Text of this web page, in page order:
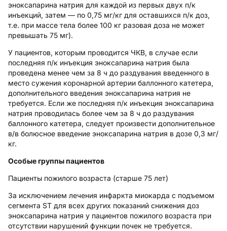
эноксапарина натрия для каждой из первых двух п/к
инъекций, затем — по 0,75 мг/кг для оставшихся п/к доз,
т.е. при массе тела более 100 кг разовая доза не может
превышать 75 мг).
У пациентов, которым проводится ЧКВ, в случае если
последняя п/к инъекция эноксапарина натрия была
проведена менее чем за 8 ч до раздувания введенного в
место сужения коронарной артерии баллонного катетера,
дополнительного введения эноксапарина натрия не
требуется. Если же последняя п/к инъекция эноксапарина
натрия проводилась более чем за 8 ч до раздувания
баллонного катетера, следует произвести дополнительное
в/в болюсное введение эноксапарина натрия в дозе 0,3 мг/
кг.
Особые группы пациентов
Пациенты пожилого возраста (старше 75 лет)
За исключением лечения инфаркта миокарда с подъемом
сегмента SТ для всех других показаний снижения доз
эноксапарина натрия у пациентов пожилого возраста при
отсутствии нарушений функции почек не требуется.